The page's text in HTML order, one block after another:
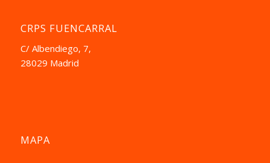
CRPS FUENCARRAL
C/ Albendiego, 7,
28029 Madrid
MAPA